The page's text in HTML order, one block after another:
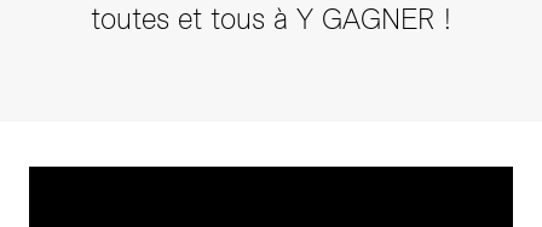
toutes et tous à Y GAGNER !